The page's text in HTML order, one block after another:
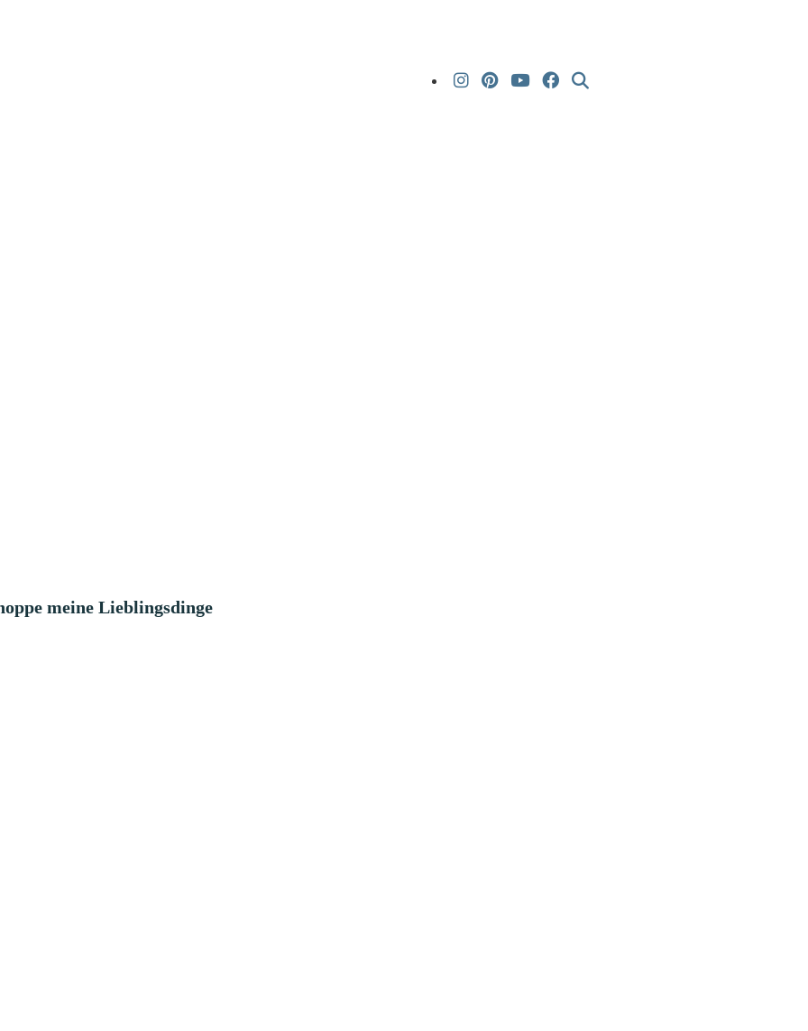
meine Lieblingsdinge